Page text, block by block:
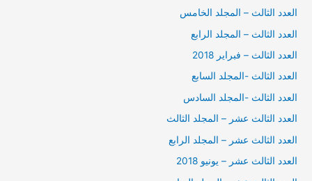
العدد الثالث – المجلد الخامس
العدد الثالث – المجلد الرابع
العدد الثالث – فبراير 2018
العدد الثالث -المجلد السابع
العدد الثالث -المجلد السادس
العدد الثالث عشر – المجلد الثالث
العدد الثالث عشر – المجلد الرابع
العدد الثالث عشر – يونيو 2018